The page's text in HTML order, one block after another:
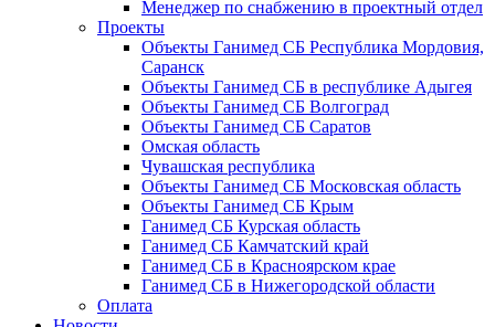
Менеджер по снабжению в проектный отдел
Проекты
Объекты Ганимед СБ Республика Мордовия,
Саранск
Объекты Ганимед СБ в республике Адыгея
Объекты Ганимед СБ Волгоград
Объекты Ганимед СБ Саратов
Омская область
Чувашская республика
Объекты Ганимед СБ Московская область
Объекты Ганимед СБ Крым
Ганимед СБ Курская область
Ганимед СБ Камчатский край
Ганимед СБ в Красноярском крае
Ганимед СБ в Нижегородской области
Оплата